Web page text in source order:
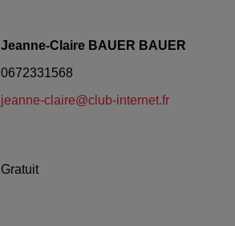
Jeanne-Claire BAUER BAUER
0672331568
jeanne-claire@club-internet.fr
Gratuit